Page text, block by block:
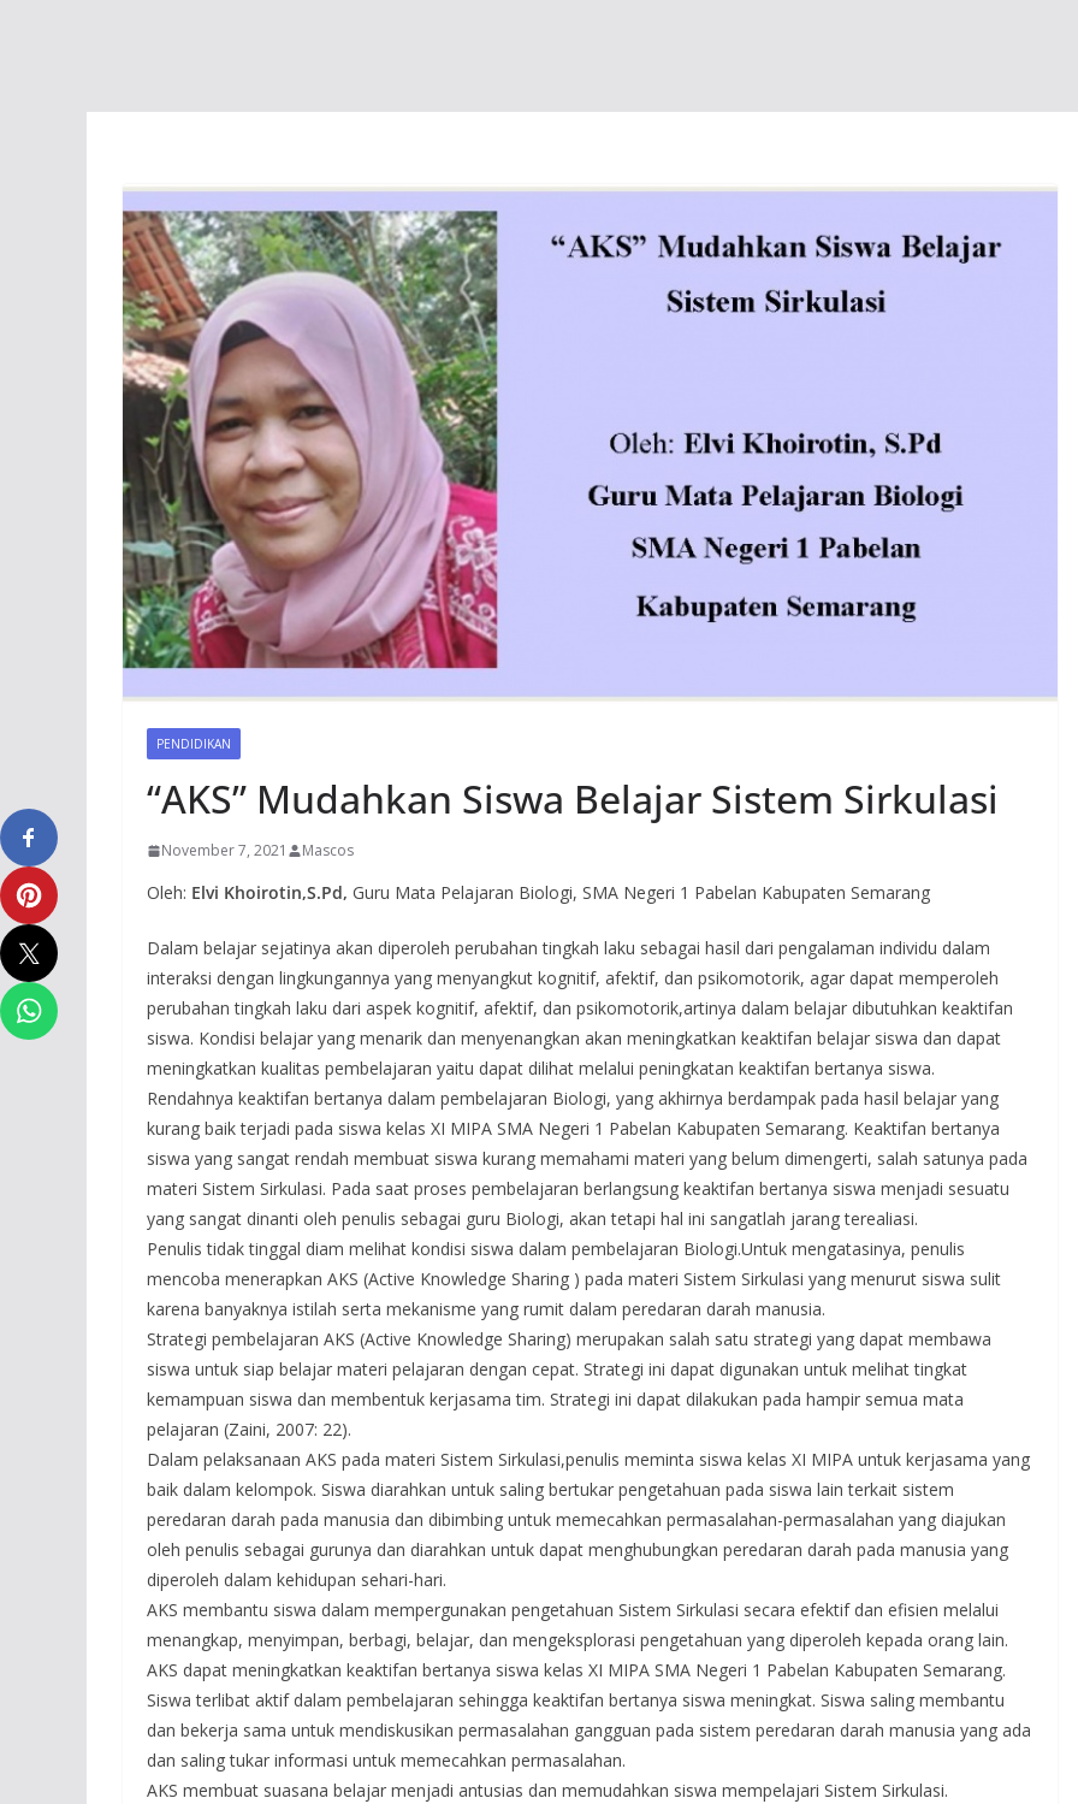
PENDIDIKAN
“AKS” Mudahkan Siswa Belajar Sistem Sirkulasi
November 7, 2021 Mascos
Oleh: Elvi Khoirotin,S.Pd, Guru Mata Pelajaran Biologi, SMA Negeri 1 Pabelan Kabupaten Semarang
Dalam belajar sejatinya akan diperoleh perubahan tingkah laku sebagai hasil dari pengalaman individu dalam
interaksi dengan lingkungannya yang menyangkut kognitif, afektif, dan psikomotorik, agar dapat memperoleh
perubahan tingkah laku dari aspek kognitif, afektif, dan psikomotorik,artinya dalam belajar dibutuhkan keaktifan
siswa. Kondisi belajar yang menarik dan menyenangkan akan meningkatkan keaktifan belajar siswa dan dapat
meningkatkan kualitas pembelajaran yaitu dapat dilihat melalui peningkatan keaktifan bertanya siswa.
Rendahnya keaktifan bertanya dalam pembelajaran Biologi, yang akhirnya berdampak pada hasil belajar yang
kurang baik terjadi pada siswa kelas XI MIPA SMA Negeri 1 Pabelan Kabupaten Semarang. Keaktifan bertanya
siswa yang sangat rendah membuat siswa kurang memahami materi yang belum dimengerti, salah satunya pada
materi Sistem Sirkulasi. Pada saat proses pembelajaran berlangsung keaktifan bertanya siswa menjadi sesuatu
yang sangat dinanti oleh penulis sebagai guru Biologi, akan tetapi hal ini sangatlah jarang terealiasi.
Penulis tidak tinggal diam melihat kondisi siswa dalam pembelajaran Biologi.Untuk mengatasinya, penulis
mencoba menerapkan AKS (Active Knowledge Sharing ) pada materi Sistem Sirkulasi yang menurut siswa sulit
karena banyaknya istilah serta mekanisme yang rumit dalam peredaran darah manusia.
Strategi pembelajaran AKS (Active Knowledge Sharing) merupakan salah satu strategi yang dapat membawa
siswa untuk siap belajar materi pelajaran dengan cepat. Strategi ini dapat digunakan untuk melihat tingkat
kemampuan siswa dan membentuk kerjasama tim. Strategi ini dapat dilakukan pada hampir semua mata
pelajaran (Zaini, 2007: 22).
Dalam pelaksanaan AKS pada materi Sistem Sirkulasi,penulis meminta siswa kelas XI MIPA untuk kerjasama yang
baik dalam kelompok. Siswa diarahkan untuk saling bertukar pengetahuan pada siswa lain terkait sistem
peredaran darah pada manusia dan dibimbing untuk memecahkan permasalahan-permasalahan yang diajukan
oleh penulis sebagai gurunya dan diarahkan untuk dapat menghubungkan peredaran darah pada manusia yang
diperoleh dalam kehidupan sehari-hari.
AKS membantu siswa dalam mempergunakan pengetahuan Sistem Sirkulasi secara efektif dan efisien melalui
menangkap, menyimpan, berbagi, belajar, dan mengeksplorasi pengetahuan yang diperoleh kepada orang lain.
AKS dapat meningkatkan keaktifan bertanya siswa kelas XI MIPA SMA Negeri 1 Pabelan Kabupaten Semarang.
Siswa terlibat aktif dalam pembelajaran sehingga keaktifan bertanya siswa meningkat. Siswa saling membantu
dan bekerja sama untuk mendiskusikan permasalahan gangguan pada sistem peredaran darah manusia yang ada
dan saling tukar informasi untuk memecahkan permasalahan.
AKS membuat suasana belajar menjadi antusias dan memudahkan siswa mempelajari Sistem Sirkulasi.